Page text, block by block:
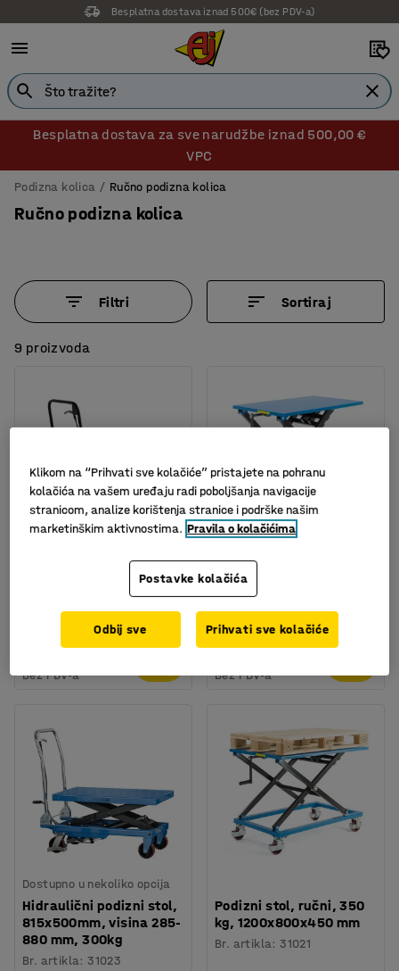
Besplatna dostava iznad 500€ (bez PDV-a)
14 dana prava na povrat
Besplatna dostava za sve narudžbe iznad 500,00 €
VPC
Podizna kolica Ručno podizna kolica
Ručno podizna kolica
Filtri Sortiraj
9 proizvoda
Hidraulični podizni stol,
700x450mm, visina 220-
31022
Bez PDV-a
ručni podizni stol s
ručkom
Bez PDV-a
Dostupno u nekoliko opcija
Hidraulični podizni stol,
815x500mm, visina 285-
880 mm, 300kg
Br. artikla:31023
Podizni stol, ručni, 350
kg, 1200x800x450 mm
Br. artikla:31021
Klikom na “Prihvati sve kolačiće” pristajete na pohranu
kolačića na vašem uređaju radi poboljšanja navigacije
stranicom, analize korištenja stranice i podrške našim
marketinškim aktivnostima. Pravila o kolačićima
Postavke kolačića
Odbij sve Prihvati sve kolačiće